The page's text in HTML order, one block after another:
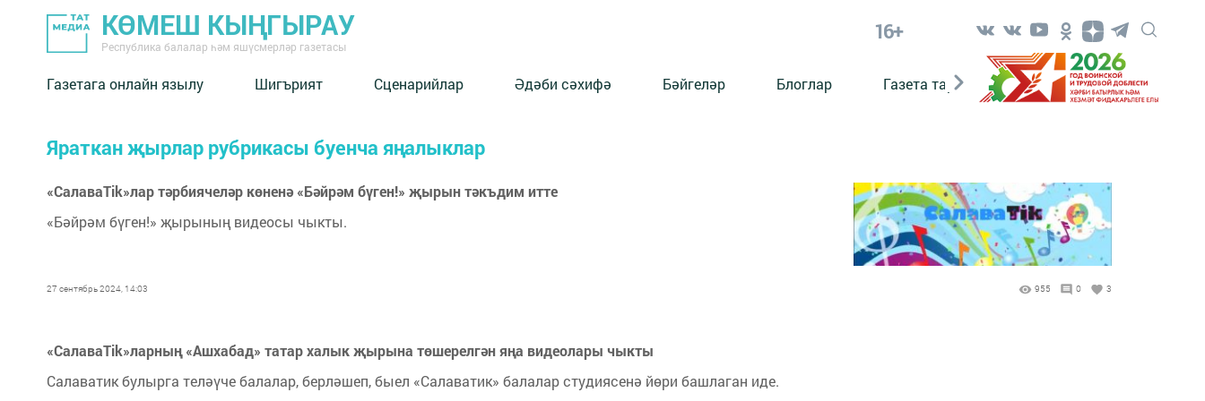
КӨМЕШ КЫҢГЫРАУ
Республика балалар һәм яшүсмерләр газетасы
16+
Газетага онлайн язылу Шигърият Сценарийлар Әдәби сәхифә Бәйгеләр Блоглар Газета тарихы Әкият Әкият
Яраткан җырлар рубрикасы буенча яңалыклар
«СалаваTik»лар тәрбиячеләр көненә «Бәйрәм бүген!» җырын тәкъдим итте
«Бәйрәм бүген!» җырының видеосы чыкты.
27 сентябрь 2024, 14:03 955 0 3
«СалаваTik»ларның «Ашхабад» татар халык җырына төшерелгән яңа видеолары чыкты
Салаватик булырга теләүче балалар, берләшеп, быел «Салаватик» балалар студиясенә йөри башлаган иде.